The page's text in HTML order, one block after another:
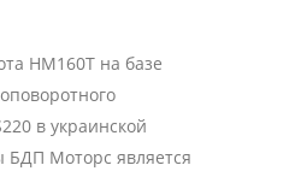
HM160T на базе
в украинской
БДП Моторс является